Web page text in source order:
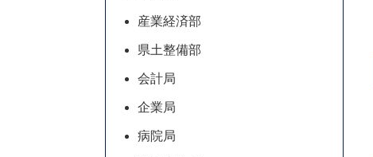
産業経済部
県土整備部
会計局
企業局
病院局